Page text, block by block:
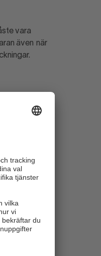
vara
även när
är det
negativt
Därför
många
fram